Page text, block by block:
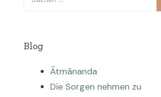
nach:
Blog
Ātmānanda
Die Sorgen nehmen zu